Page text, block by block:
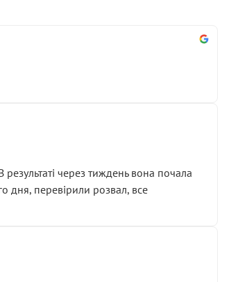
через тиждень вона почала
дня, перевірили розвал, все